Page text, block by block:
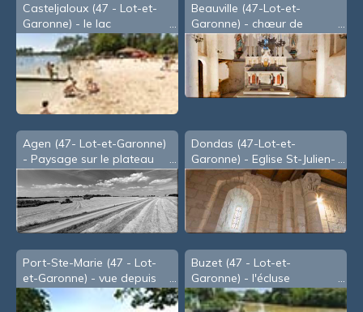
Casteljaloux (47 - Lot-et-
Garonne) - le lac
Beauville (47-Lot-et-
Garonne) - chœur de
l'église St Caprais à
Marcoux
Agen (47- Lot-et-Garonne)
- Paysage sur le plateau
de Monbran (2008)
Dondas (47-Lot-et-
Garonne) - Eglise St-Julien-
des-Serres: le chœur
Port-Ste-Marie (47 - Lot-
et-Garonne) - vue depuis
St-Julien
Buzet (47 - Lot-et-
Garonne) - l'écluse